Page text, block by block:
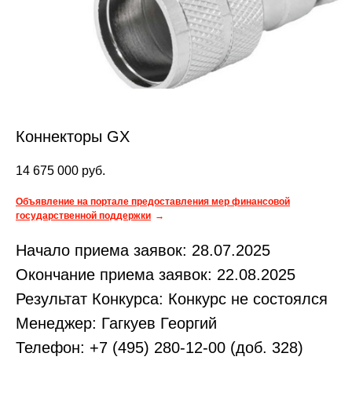
Коннекторы GX
14 675 000 руб.
Объявление на портале предоставления мер финансовой
государственной поддержки
Начало приема заявок: 28.07.2025
Окончание приема заявок: 22.08.2025
Результат Конкурса: Конкурс не состоялся
Менеджер: Гагкуев Георгий
Телефон: +7 (495) 280-12-00 (доб. 328)